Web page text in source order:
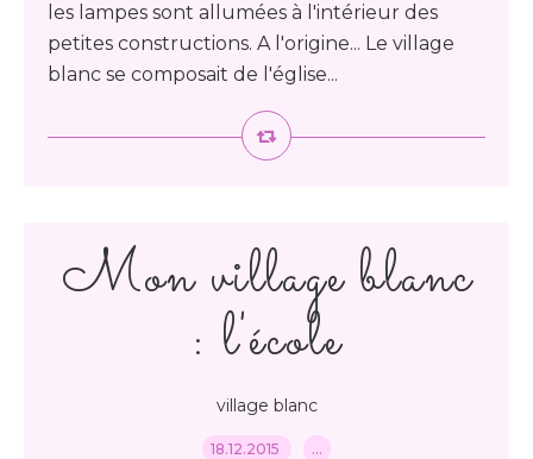
les lampes sont allumées à l'intérieur des
petites constructions. A l'origine... Le village
blanc se composait de l'église...
Mon village blanc
: l'école
village blanc
18.12.2015 …